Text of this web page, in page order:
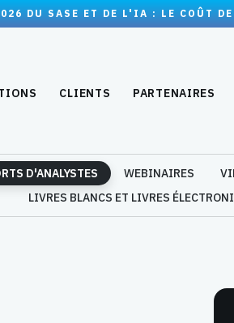
DU SASE ET DE L'IA : LE COÛT
CLIENTS PARTENAIRES
D'ANALYSTES WEBINAIRES
LIVRES BLANCS ET LIVRES